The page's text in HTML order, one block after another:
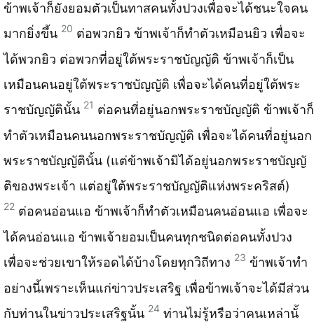
ข้าพเจ้าก็ยังยอมตัวเป็นทาสคนทั้งปวงเพื่อจะได้ชนะใจคน
มากยิ่งขึ้น 20 ต่อพวกยิว ข้าพเจ้าก็ทำตัวเหมือนยิว เพื่อจะ
ได้พวกยิว ต่อพวกที่​อยู่​ใต้​พระราชบัญญัติ ข้าพเจ้าก็เป็น
เหมือนคนอยู่​ใต้​พระราชบัญญัติ เพื่อจะได้​คนที​่​อยู่​ใต้​พระ
ราชบัญญัติ​นั้น 21 ต่อคนที่​อยู่​นอกพระราชบัญญั​ติ ข้าพเจ้าก็
ทำตัวเหมือนคนนอกพระราชบัญญั​ติ เพื่อจะได้​คนที​่​อยู่​นอก
พระราชบัญญั​ติ​นั้น (​แต่​ข้าพเจ้ามิ​ได้​อยู่​นอกพระราชบัญญั​
ติ​ของพระเจ้า แต่​อยู่​ใต้​พระราชบัญญัติ​แห่​งพระคริสต์)
22 ต่อคนอ่อนแอ ข้าพเจ้าก็ทำตัวเหมือนคนอ่อนแอ เพื่อจะ
ได้​คนอ่อนแอ ข้าพเจ้ายอมเป็นคนทุกชนิดต่อคนทั้งปวง
เพื่อจะช่วยเขาให้รอดได้บ้างโดยทุกวิถี​ทาง 23 ข้าพเจ้าทำ
อย่างนี้เพราะเห็นแก่ข่าวประเสริฐ เพื่อข้าพเจ้าจะได้​มี​ส่วน
กั​บท​่านในข่าวประเสริฐนั้น 24 ท่านไม่​รู้​หรือว่าคนเหล่านั้​